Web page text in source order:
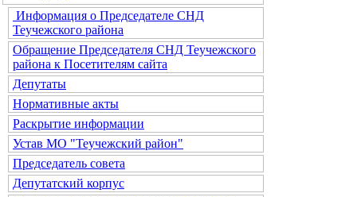
Информация о Председателе СНД
Теучежского района
Обращение Председателя СНД Теучежского
района к Посетителям сайта
Депутаты
Нормативные акты
Раскрытие информации
Устав МО "Теучежский район"
Председатель совета
Депутатский корпус